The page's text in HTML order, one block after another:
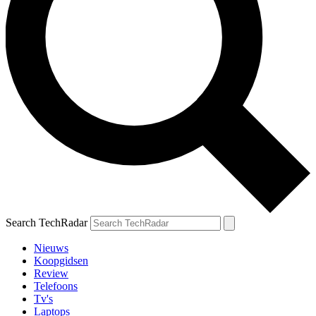
Search TechRadar
Nieuws
Koopgidsen
Review
Telefoons
Tv's
Laptops